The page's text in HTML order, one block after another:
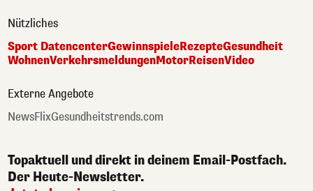
Nützliches
Sport DatencenterGewinnspieleRezepteGesundheit
WohnenVerkehrsmeldungenMotorReisenVideo
Externe Angebote
NewsFlixGesundheitstrends.com
Topaktuell und direkt in deinem Email-Postfach.
Der Heute-Newsletter.